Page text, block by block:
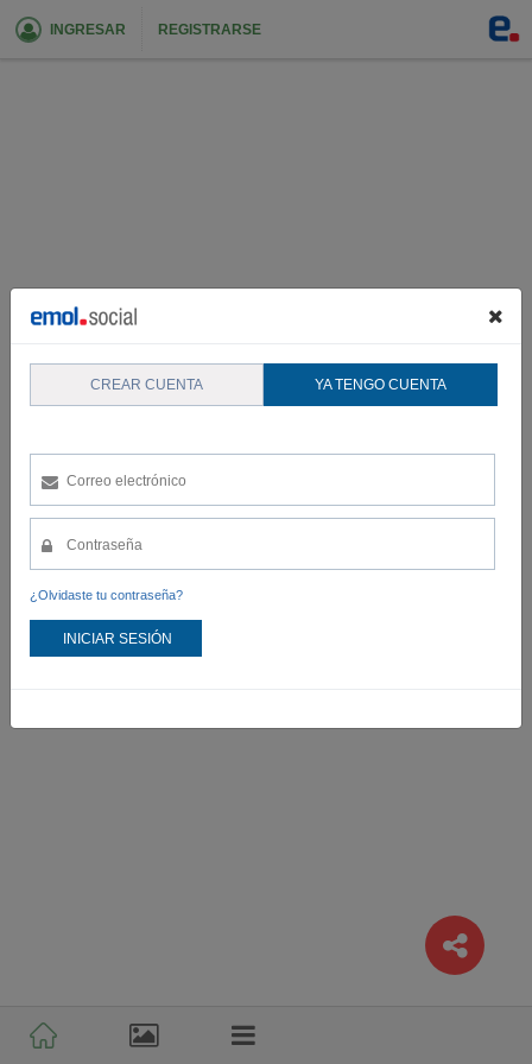
CREAR CUENTA YA TENGO CUENTA
¿Olvidaste tu contraseña?
INICIAR SESIÓN
INGRESAR REGISTRARSE